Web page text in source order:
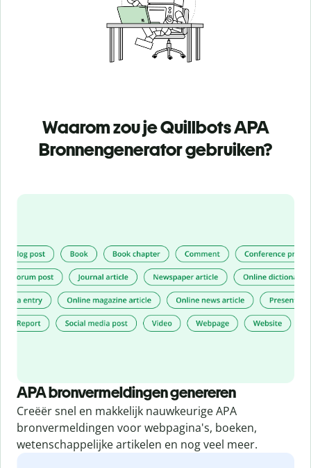
Waarom zou je Quillbots APA
Bronnengenerator gebruiken?
APA bronvermeldingen genereren
Creëër snel en makkelijk nauwkeurige APA
bronvermeldingen voor webpagina's, boeken,
wetenschappelijke artikelen en nog veel meer.